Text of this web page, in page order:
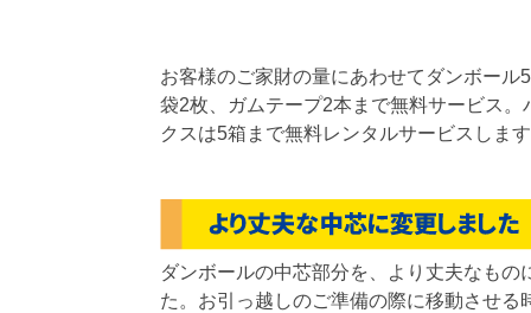
お客様のご家財の量にあわせてダンボール
袋2枚、ガムテープ2本まで無料サービス。
クスは5箱まで無料レンタルサービスしま
ダンボールの中芯部分を、より丈夫なもの
た。お引っ越しのご準備の際に移動させる